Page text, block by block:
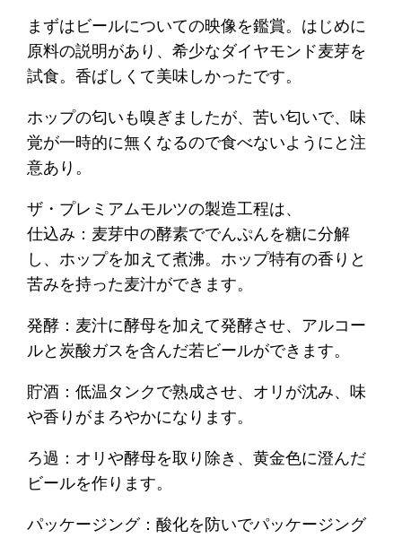
まずはビールについての映像を鑑賞。はじめに
原料の説明があり、希少なダイヤモンド麦芽を
試食。香ばしくて美味しかったです。
ホップの匂いも嗅ぎましたが、苦い匂いで、味
覚が一時的に無くなるので食べないようにと注
意あり。
ザ・プレミアムモルツの製造工程は、
仕込み：麦芽中の酵素ででんぷんを糖に分解
し、ホップを加えて煮沸。ホップ特有の香りと
苦みを持った麦汁ができます。
発酵：麦汁に酵母を加えて発酵させ、アルコー
ルと炭酸ガスを含んだ若ビールができます。
貯酒：低温タンクで熟成させ、オリが沈み、味
や香りがまろやかになります。
ろ過：オリや酵母を取り除き、黄金色に澄んだ
ビールを作ります。
パッケージング：酸化を防いでパッケージング